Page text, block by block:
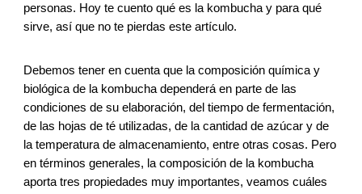
personas. Hoy te cuento qué es la kombucha y para qué
sirve, así que no te pierdas este artículo.
Debemos tener en cuenta que la composición química y
biológica de la kombucha dependerá en parte de las
condiciones de su elaboración, del tiempo de fermentación,
de las hojas de té utilizadas, de la cantidad de azúcar y de
la temperatura de almacenamiento, entre otras cosas. Pero
en términos generales, la composición de la kombucha
aporta tres propiedades muy importantes, veamos cuáles